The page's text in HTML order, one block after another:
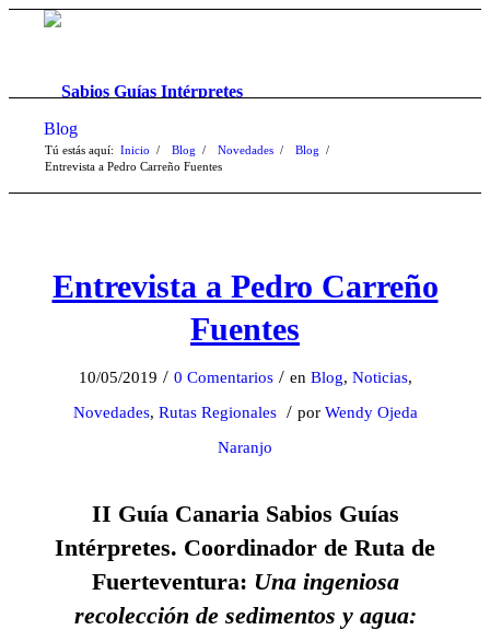
Blog
Tú estás aquí: Inicio / Blog / Novedades / Blog
/
Entrevista a Pedro Carreño Fuentes
Entrevista a Pedro Carreño
Fuentes
10/05/2019 / 0 Comentarios / en Blog, Noticias,
Novedades, Rutas Regionales / por Wendy Ojeda
Naranjo
II Guía Canaria Sabios Guías
Intérpretes. Coordinador de Ruta de
Fuerteventura: Una ingeniosa
recolección de sedimentos y agua: